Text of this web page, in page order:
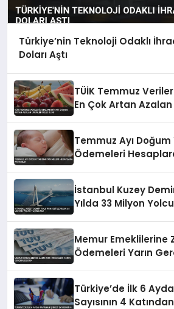
Türkiye’nin Teknoloji Odaklı
Doları Aştı
TÜİK Temmuz
En Çok Artan
Temmuz Ayı Doğum
Ödemeleri
İstanbul Kuzey
Yılda 33 Milyon
Memur Emeklilerine
Ödemeleri Yarın
Türkiye’de İlk 6
Sayısının 4